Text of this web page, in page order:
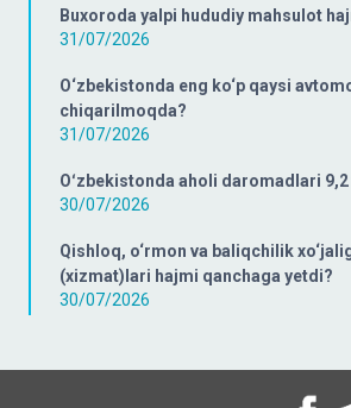
Buxoroda yalpi hududiy mahsulot
31/07/2026
O‘zbekistonda eng ko‘p qaysi
chiqarilmoqda?
31/07/2026
Oʻzbekistonda aholi daromadlari 9,2
30/07/2026
Qishloq, o‘rmon va baliqchilik
(xizmat)lari hajmi qanchaga yetdi?
30/07/2026